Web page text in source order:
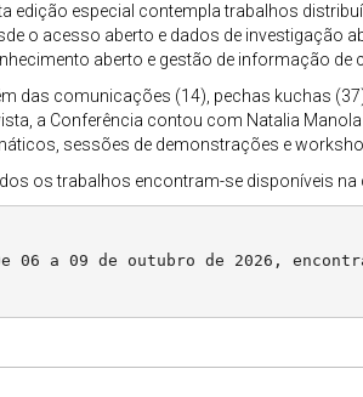
edição especial contempla trabalhos
o acesso aberto e dados de investigação
aberto e gestão de informação de
das comunicações (14), pechas kuchas
a Conferência contou com Natalia
sessões de demonstrações e
os trabalhos encontram-se disponíveis
06 a 09 de outubro de 2026,